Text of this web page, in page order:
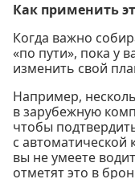
Как применить
Когда важно
«по пути», пока у
изменить свой
Например,
в зарубежную
чтобы
с автоматической
вы не умеете
отметят это в